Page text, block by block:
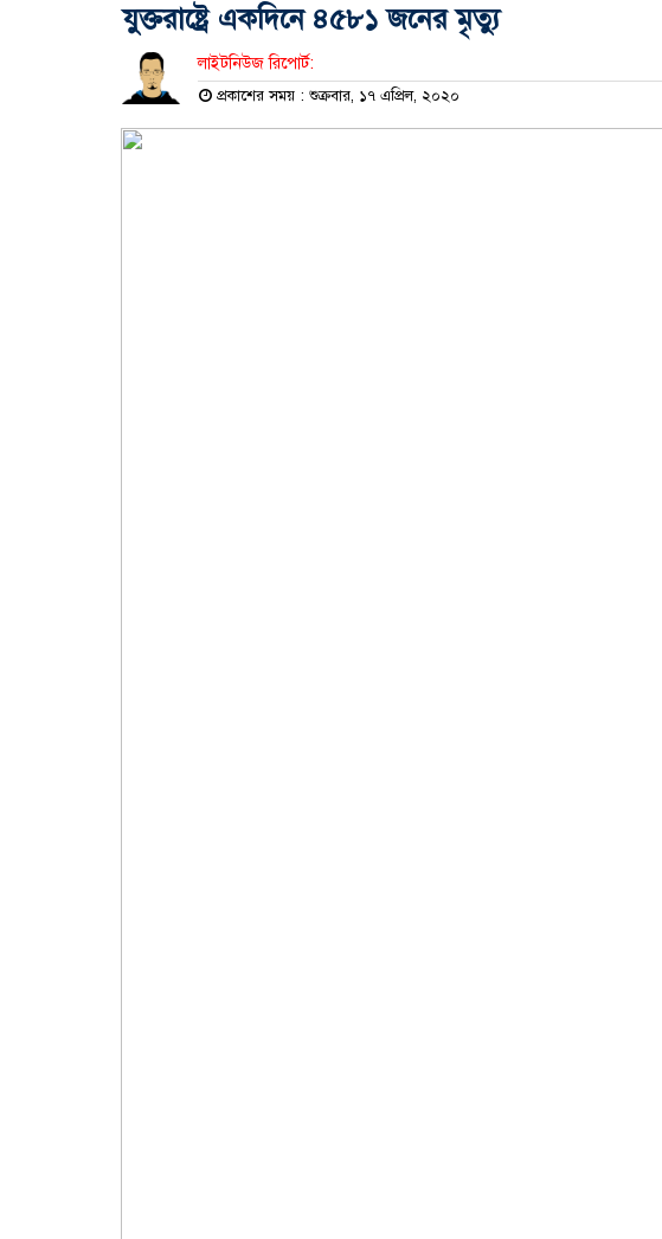
যুক্তরাষ্ট্রে একদিনে ৪৫৮১ জনের মৃত্যু
লাইটনিউজ রিপোর্ট:
প্রকাশের সময় : শুক্রবার, ১৭ এপ্রিল, ২০২০